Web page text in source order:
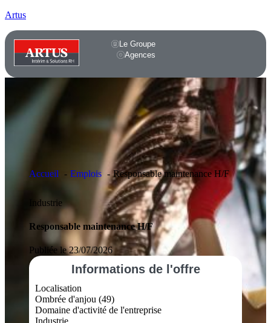
Artus
Le Groupe
Agences
Accueil Emplois Responsable maintenance H/F
Industrie
Responsable maintenance H/F
Publiée le 23/07/2026
Informations de l'offre
Localisation
Ombrée d'anjou (49)
Domaine d'activité de l'entreprise